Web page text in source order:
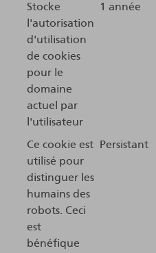
Stocke
l'autorisation
d'utilisation
de cookies
pour le
domaine
actuel par
l'utilisateur
1 année
Ce cookie est
utilisé pour
distinguer les
humains des
robots. Ceci
est
bénéfique
Persistant